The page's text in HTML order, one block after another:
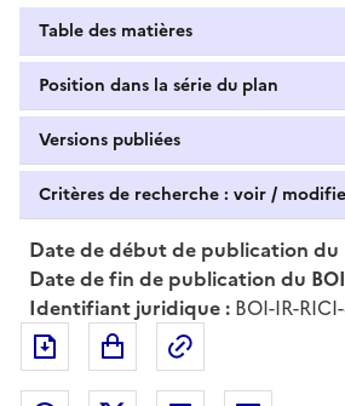
Table des matières
Position dans la série du plan
Versions publiées
Critères de recherche : voir /
Date de début de publication du
Date de fin de publication du
Identifiant juridique : BOI-IR-
Exporter le document au